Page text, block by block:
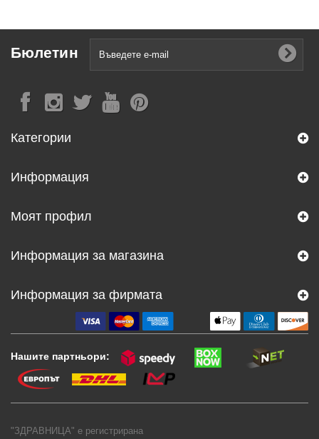
Бюлетин
Категории
Информация
Моят профил
Информация за магазина
Информация за фирмата
Нашите партньори:
"ЗДРАВНИЦА" е регистрирана